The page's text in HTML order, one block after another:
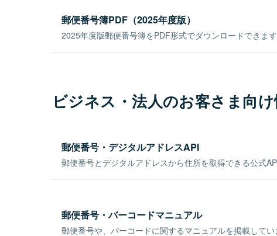
郵便番号簿PDF（2025年度版）
2025年度版郵便番号簿をPDF形式でダウンロードできます
ビジネス・法人のお客さま向
郵便番号・デジタルアドレスAPI
郵便番号とデジタルアドレスから住所を取得できる公式
郵便番号・バーコードマニュアル
郵便番号や、バーコードに関するマニュアルを掲載してい